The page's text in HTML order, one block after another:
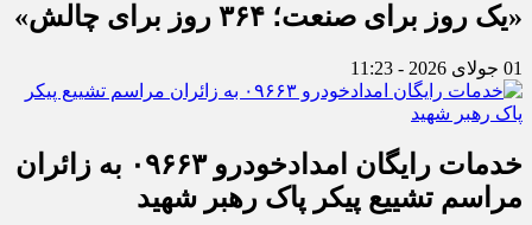
«یک روز برای صنعت؛ ۳۶۴ روز برای چالش»
01 جولای 2026 - 11:23
خدمات رایگان امدادخودرو ۰۹۶۶۳ به زائران
مراسم تشییع پیکر پاک رهبر شهید